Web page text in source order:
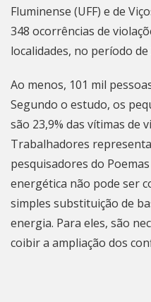
Fluminense (UFF) e de
348 ocorrências de
localidades, no período de
Ao menos, 101 mil
Segundo o estudo, os
são 23,9% das vítimas de
Trabalhadores
pesquisadores do
energética não pode ser
simples substituição de
energia. Para eles, são
coibir a ampliação dos